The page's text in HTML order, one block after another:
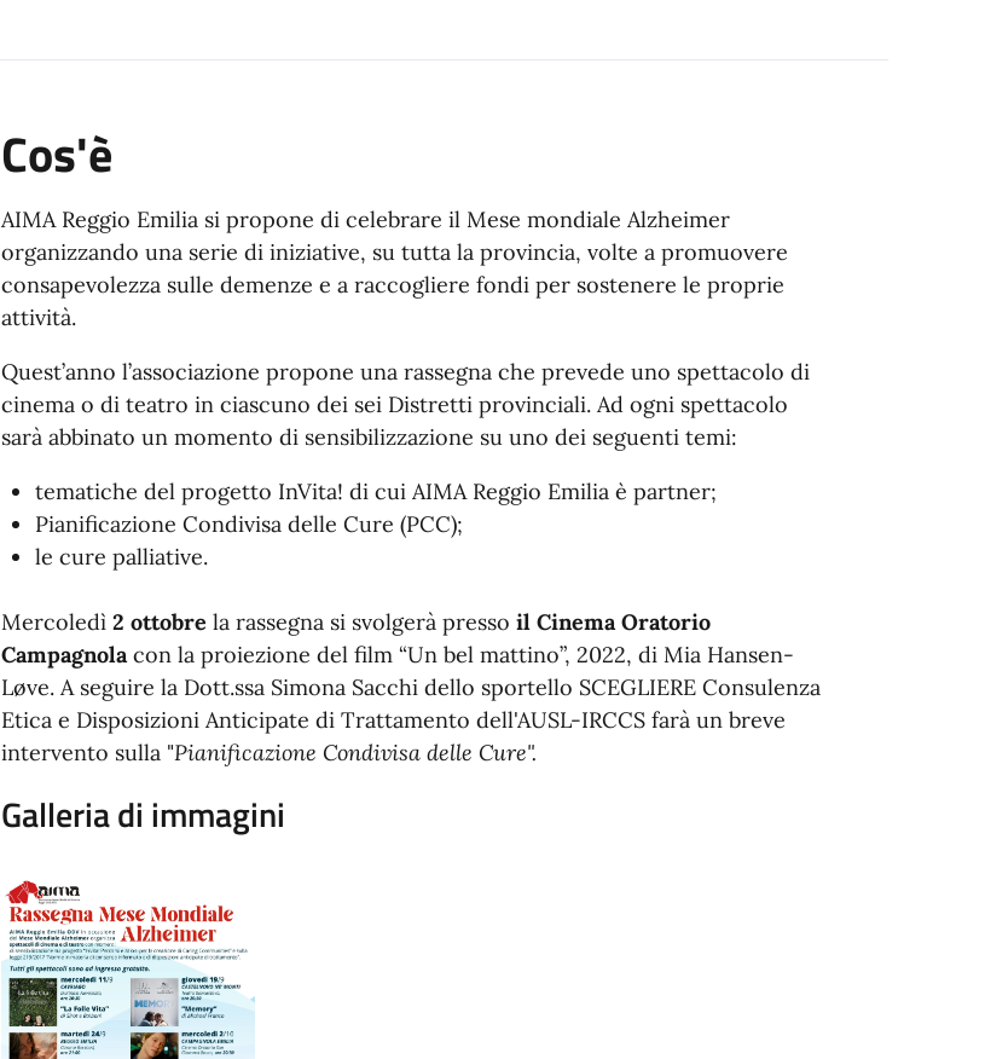
Cos'è
AIMA Reggio Emilia si propone di celebrare il Mese mondiale Alzheimer
organizzando una serie di iniziative, su tutta la provincia, volte a promuovere
consapevolezza sulle demenze e a raccogliere fondi per sostenere le proprie
attività.
Quest’anno l’associazione propone una rassegna che prevede uno spettacolo di
cinema o di teatro in ciascuno dei sei Distretti provinciali. Ad ogni spettacolo
sarà abbinato un momento di sensibilizzazione su uno dei seguenti temi:
tematiche del progetto InVita! di cui AIMA Reggio Emilia è partner;
Pianificazione Condivisa delle Cure (PCC);
le cure palliative.
Mercoledì 2 ottobre la rassegna si svolgerà presso il Cinema Oratorio
Campagnolacon la proiezione del film “Un bel mattino”, 2022, di Mia Hansen-
Løve. A seguire la Dott.ssa Simona Sacchi dello sportello SCEGLIERE Consulenza
Etica e Disposizioni Anticipate di Trattamento dell'AUSL-IRCCS farà un breve
intervento sulla "Pianificazione Condivisa delle Cure".
Galleria di immagini